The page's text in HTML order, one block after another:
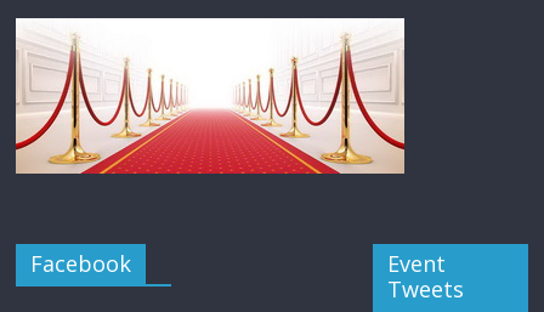
Facebook
Event
Tweets